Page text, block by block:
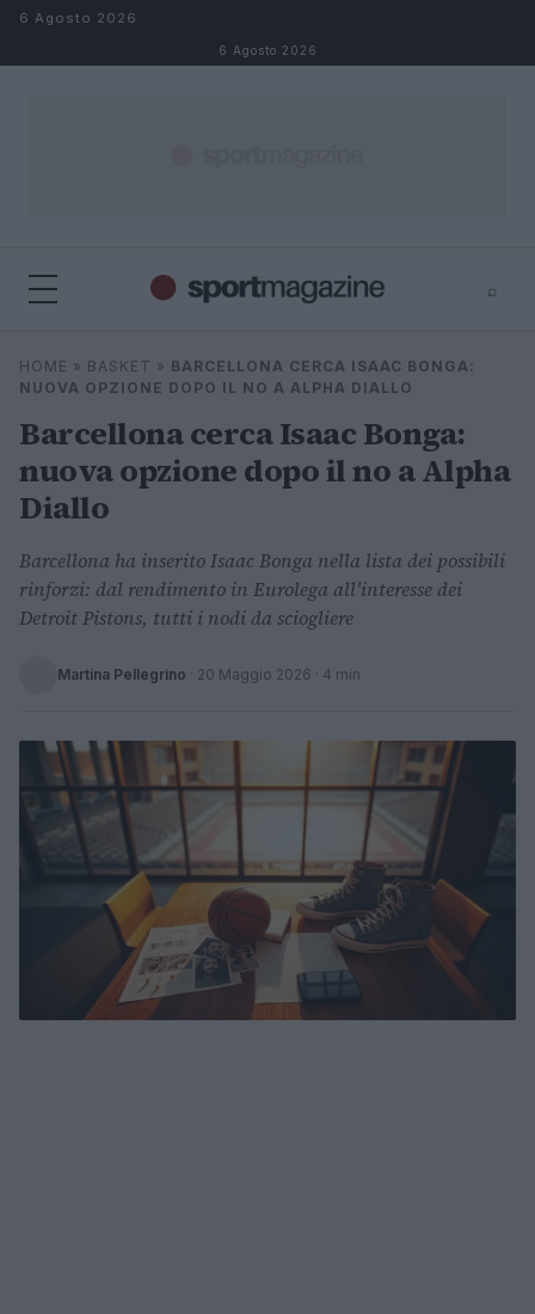
Salta al contenuto
6 Agosto 2026
6 Agosto 2026
⌕
Cerca
⌕
HOME » BASKET » BARCELLONA CERCA ISAAC BONGA:
NUOVA OPZIONE DOPO IL NO A ALPHA DIALLO
Barcellona cerca Isaac Bonga:
nuova opzione dopo il no a Alpha
Diallo
Barcellona ha inserito Isaac Bonga nella lista dei possibili
rinforzi: dal rendimento in Eurolega all'interesse dei
Detroit Pistons, tutti i nodi da sciogliere
Martina Pellegrino · 20 Maggio 2026 · 4 min